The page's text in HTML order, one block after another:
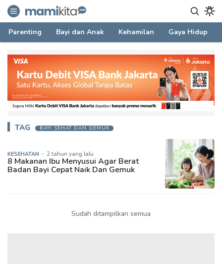
mamikita.com
Informasi Parenting untuk Mami Milenial
Parenting Bayi dan Anak Kehamilan Gaya Hidup
TAG BAYI SEHAT DAN GEMUK
KESEHATAN - 2 tahun yang lalu
8 Makanan Ibu Menyusui Agar Berat
Badan Bayi Cepat Naik Dan Gemuk
Sudah ditampilkan semua